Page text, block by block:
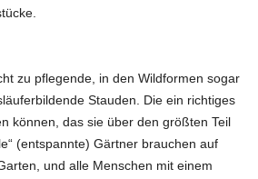
zu pflegende, in den Wildformen sogar
Stauden. Die ein richtiges
können, das sie über den größten Teil
(entspannte) Gärtner brauchen auf
und alle Menschen mit einem